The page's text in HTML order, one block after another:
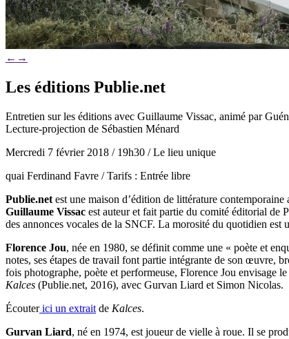
← →
Les éditions Publie.net
Entretien sur les éditions avec Guillaume Vissac, animé par
Lecture-projection de Sébastien Ménard
Mercredi 7 février 2018 / 19h30 / Le lieu unique
quai Ferdinand Favre / Tarifs : Entrée libre
Publie.net est une maison d’édition de littérature
Guillaume Vissac est auteur et fait partie du comité éditorial de
des annonces vocales de la SNCF. La morosité du quotidien
Florence Jou, née en 1980, se définit comme une « poète et
notes, ses étapes de travail font partie intégrante de son œuvre,
fois photographe, poète et performeuse, Florence Jou envisage
Kalces (Publie.net, 2016), avec Gurvan Liard et Simon Nicolas.
Écouterici un extrait de Kalces.
Gurvan Liard, né en 1974, est joueur de vielle à roue. Il se